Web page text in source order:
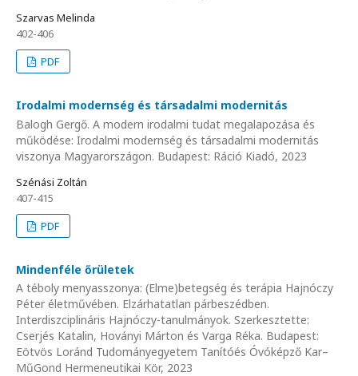
Szarvas Melinda
402-406
PDF
Irodalmi modernség és társadalmi modernitás
Balogh Gergő. A modern irodalmi tudat megalapozása és
működése: Irodalmi modernség és társadalmi modernitás
viszonya Magyarországon. Budapest: Ráció Kiadó, 2023
Szénási Zoltán
407-415
PDF
Mindenféle őrületek
A téboly menyasszonya: (Elme)betegség és terápia Hajnóczy
Péter életművében. Elzárhatatlan párbeszédben.
Interdiszciplináris Hajnóczy-tanulmányok. Szerkesztette:
Cserjés Katalin, Hoványi Márton és Varga Réka. Budapest:
Eötvös Loránd Tudományegyetem Tanítóés Óvóképző Kar–
MűGond Hermeneutikai Kör, 2023